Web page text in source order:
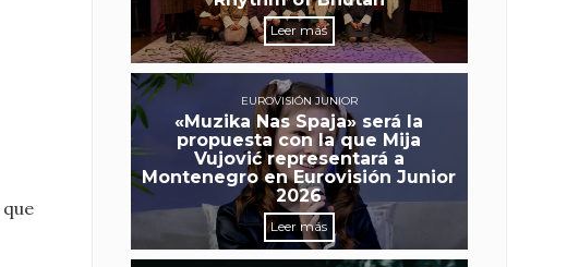
que
Leer más
EUROVISIÓN JUNIOR
«Muzika Nas Spaja» será la
propuesta con la que Mija
Vujović representará a
Montenegro en Eurovisión Junior
2026
Leer más